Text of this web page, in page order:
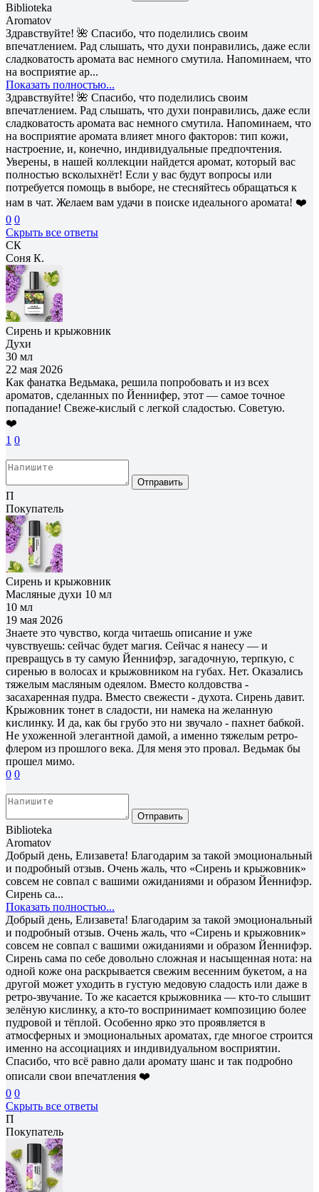
Biblioteka
Aromatov
Здравствуйте! 🌺 Спасибо, что поделились своим
впечатлением. Рад слышать, что духи понравились, даже если
сладковатость аромата вас немного смутила. Напоминаем, что
на восприятие ар...
Показать полностью...
Здравствуйте! 🌺 Спасибо, что поделились своим
впечатлением. Рад слышать, что духи понравились, даже если
сладковатость аромата вас немного смутила. Напоминаем, что
на восприятие аромата влияет много факторов: тип кожи,
настроение, и, конечно, индивидуальные предпочтения.
Уверены, в нашей коллекции найдется аромат, который вас
полностью всколыхнёт! Если у вас будут вопросы или
потребуется помощь в выборе, не стесняйтесь обращаться к
нам в чат. Желаем вам удачи в поиске идеального аромата! ❤️
0 0
Скрыть все ответы
СК
Соня К.
Сирень и крыжовник
Духи
30 мл
22 мая 2026
Как фанатка Ведьмака, решила попробовать и из всех
ароматов, сделанных по Йеннифер, этот — самое точное
попадание! Свеже-кислый с легкой сладостью. Советую.
❤️
1 0
Отправить
П
Покупатель
Сирень и крыжовник
Масляные духи 10 мл
10 мл
19 мая 2026
Знаете это чувство, когда читаешь описание и уже
чувствуешь: сейчас будет магия. Сейчас я нанесу — и
превращусь в ту самую Йеннифэр, загадочную, терпкую, с
сиренью в волосах и крыжовником на губах. Нет. Оказались
тяжелым масляным одеялом. Вместо колдовства -
засахаренная пудра. Вместо свежести - духота. Сирень давит.
Крыжовник тонет в сладости, ни намека на желанную
кислинку. И да, как бы грубо это ни звучало - пахнет бабкой.
Не ухоженной элегантной дамой, а именно тяжелым ретро-
флером из прошлого века. Для меня это провал. Ведьмак бы
прошел мимо.
0 0
Отправить
Biblioteka
Aromatov
Добрый день, Елизавета! Благодарим за такой эмоциональный
и подробный отзыв. Очень жаль, что «Сирень и крыжовник»
совсем не совпал с вашими ожиданиями и образом Йеннифэр.
Сирень са...
Показать полностью...
Добрый день, Елизавета! Благодарим за такой эмоциональный
и подробный отзыв. Очень жаль, что «Сирень и крыжовник»
совсем не совпал с вашими ожиданиями и образом Йеннифэр.
Сирень сама по себе довольно сложная и насыщенная нота: на
одной коже она раскрывается свежим весенним букетом, а на
другой может уходить в густую медовую сладость или даже в
ретро-звучание. То же касается крыжовника — кто-то слышит
зелёную кислинку, а кто-то воспринимает композицию более
пудровой и тёплой. Особенно ярко это проявляется в
атмосферных и эмоциональных ароматах, где многое строится
именно на ассоциациях и индивидуальном восприятии.
Спасибо, что всё равно дали аромату шанс и так подробно
описали свои впечатления ❤️
0 0
Скрыть все ответы
П
Покупатель